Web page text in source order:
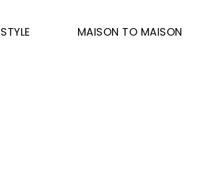
STYLE MAISON TO MAISON